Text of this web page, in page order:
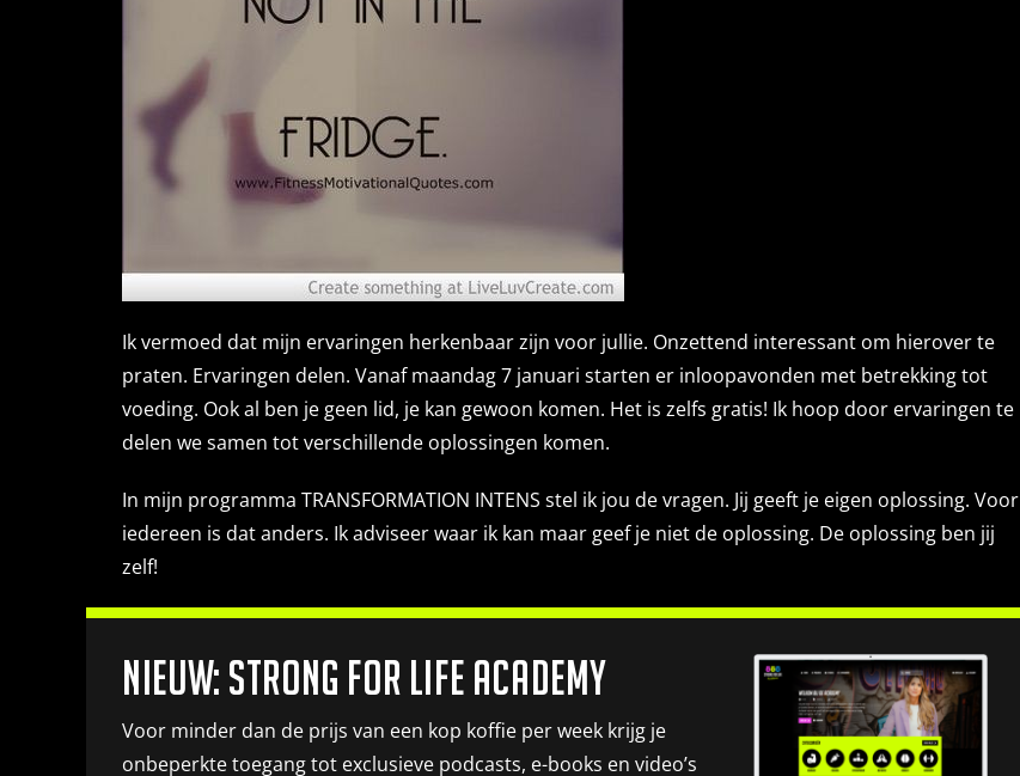
Ik vermoed dat mijn ervaringen herkenbaar zijn voor jullie. Onzettend interessant om hierover te
praten. Ervaringen delen. Vanaf maandag 7 januari starten er inloopavonden met betrekking tot
voeding. Ook al ben je geen lid, je kan gewoon komen. Het is zelfs gratis! Ik hoop door ervaringen te
delen we samen tot verschillende oplossingen komen.
In mijn programma TRANSFORMATION INTENS stel ik jou de vragen. Jij geeft je eigen oplossing. Voor
iedereen is dat anders. Ik adviseer waar ik kan maar geef je niet de oplossing. De oplossing ben jij
zelf!
Nieuw: Strong for life academy
Voor minder dan de prijs van een kop koffie per week krijg je
onbeperkte toegang tot exclusieve podcasts, e-books en video’s